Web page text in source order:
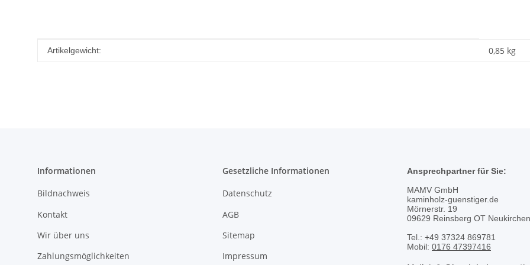
Produkteigenschaft
Wert
Artikelgewicht: 0,85 kg
Informationen
Bildnachweis
Kontakt
Wir über uns
Zahlungsmöglichkeiten
Gesetzliche Informationen
Datenschutz
AGB
Sitemap
Impressum
Ansprechpartner für Sie:
MAMV GmbH
kaminholz-guenstiger.de
Mörnerstr. 19
09629 Reinsberg OT Neukirchen
Tel.: +49 37324 869781
Mobil: 0176 47397416